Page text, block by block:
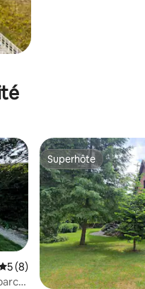
moyenne sur la
5 (8)
Superhôte
Superhôte